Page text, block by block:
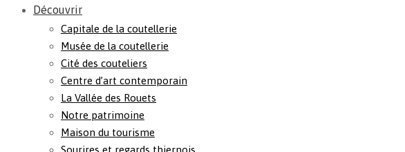
Découvrir
Capitale de la coutellerie
Musée de la coutellerie
Cité des couteliers
Centre d’art contemporain
La Vallée des Rouets
Notre patrimoine
Maison du tourisme
Sourires et regards thiernois